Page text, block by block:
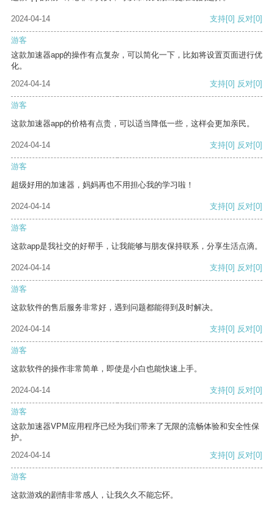
2024-04-14 支持[0] 反对[0]
游客
这款加速器app的操作有点复杂，可以简化一下，比如将设置页面进行优
化。
2024-04-14
支持[0] 反对[0]
游客
这款加速器app的价格有点贵，可以适当降低一些，这样会更加亲民。
2024-04-14 支持[0] 反对[0]
游客
超级好用的加速器，妈妈再也不用担心我的学习啦！
2024-04-14 支持[0] 反对[0]
游客
这款app是我社交的好帮手，让我能够与朋友保持联系，分享生活点滴。
2024-04-14 支持[0] 反对[0]
游客
这款软件的售后服务非常好，遇到问题都能得到及时解决。
2024-04-14 支持[0] 反对[0]
游客
这款软件的操作非常简单，即使是小白也能快速上手。
2024-04-14 支持[0] 反对[0]
游客
这款加速器VPM应用程序已经为我们带来了无限的流畅体验和安全性保
护。
2024-04-14
支持[0] 反对[0]
游客
这款游戏的剧情非常感人，让我久久不能忘怀。